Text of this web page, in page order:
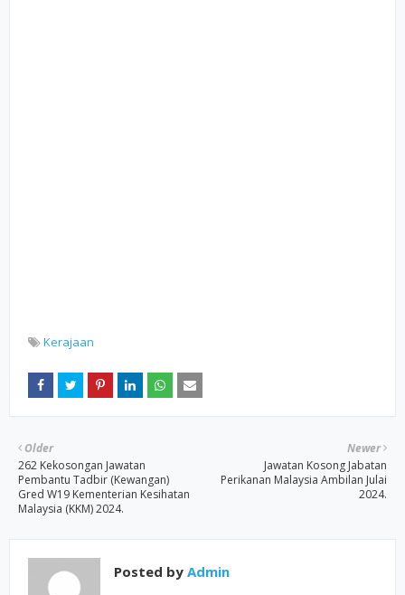
Kerajaan
Newer
Jawatan Kosong Jabatan
Perikanan Malaysia Ambilan Julai
2024.
Older
262 Kekosongan Jawatan
Pembantu Tadbir (Kewangan)
Gred W19 Kementerian Kesihatan
Malaysia (KKM) 2024.
Posted by Admin